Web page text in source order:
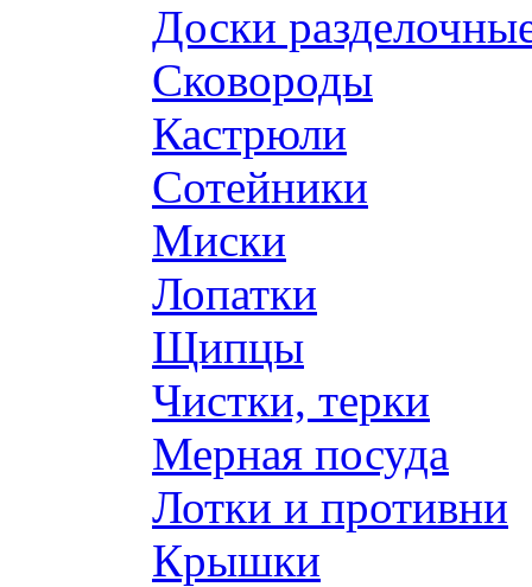
Доски
Сковороды
Кастрюли
Сотейники
Миски
Лопатки
Щипцы
Чистки, терки
Мерная посуда
Лотки и противни
Крышки